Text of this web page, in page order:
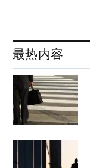
最热内容